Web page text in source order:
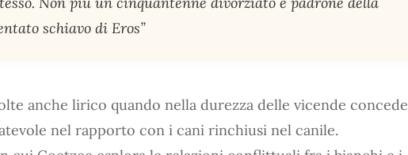
schiavo di Eros”
anche lirico quando nella durezza delle vicende concede
nel rapporto con i cani rinchiusi nel canile.